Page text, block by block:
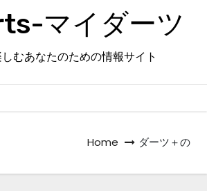
マイダーツ
むあなたのための情報サイト
Home ダーツ＋の